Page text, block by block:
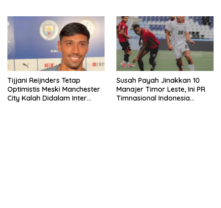
Tijjani Reijnders Tetap
Optimistis Meski Manchester
City Kalah Didalam Inter
Susah Payah Jinakkan 10
Manajer Timor Leste, Ini PR
Timnasional Indonesia